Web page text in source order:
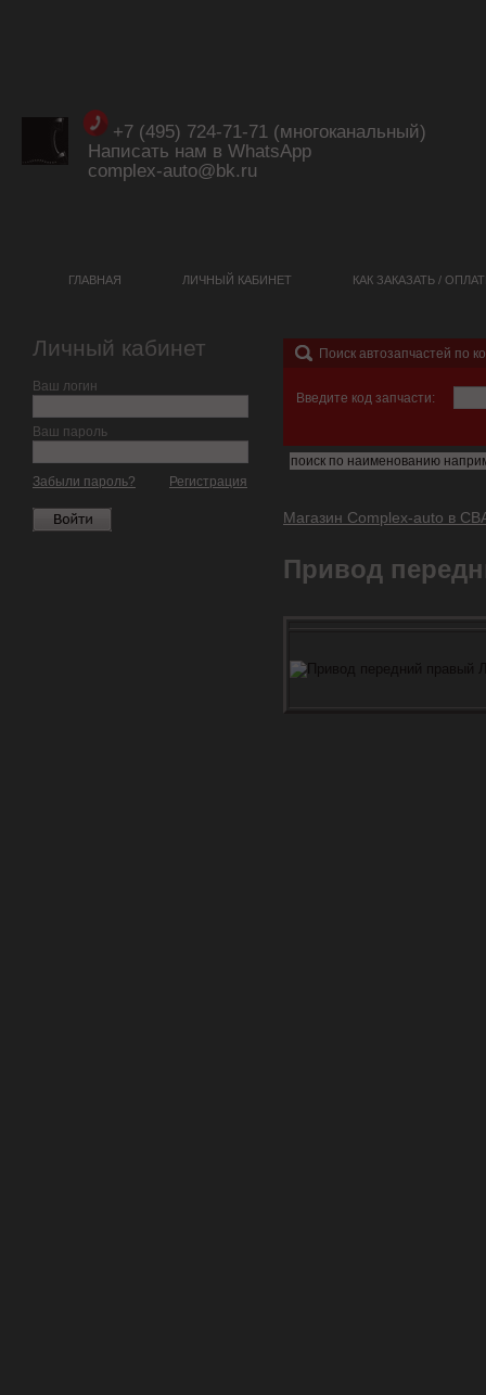
+7 (495) 724-71-71 (многоканальный)
Написать нам в WhatsApp
complex-auto@bk.ru
ГЛАВНАЯ ЛИЧНЫЙ КАБИНЕТ КАК ЗАКАЗАТЬ /
Личный кабинет
Ваш логин
Ваш пароль
Забыли пароль? Регистрация
Поиск автозапчастей по
Введите код запчасти:
Магазин Complex-auto в
Привод